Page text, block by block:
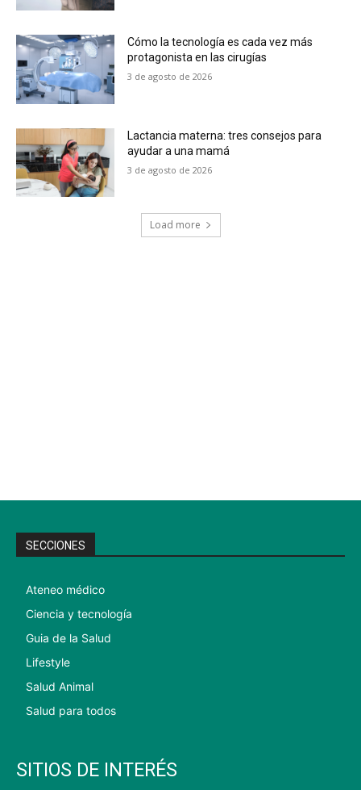
Cómo la tecnología es cada vez más
protagonista en las cirugías
3 de agosto de 2026
Lactancia materna: tres consejos para
ayudar a una mamá
3 de agosto de 2026
Load more
SECCIONES
Ateneo médico
Ciencia y tecnología
Guia de la Salud
Lifestyle
Salud Animal
Salud para todos
SITIOS DE INTERÉS